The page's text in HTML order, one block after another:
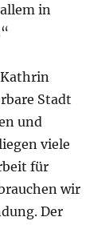
in
Stadt
und
viele
für
wir
Der